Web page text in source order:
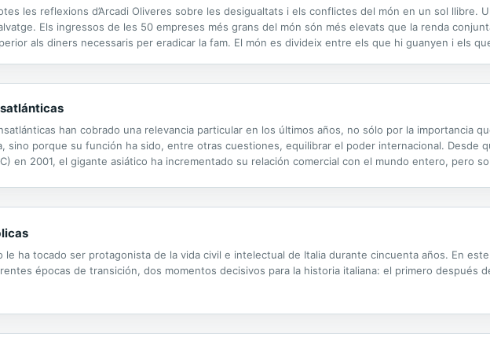
les reflexions d’Arcadi Oliveres sobre les desigualtats i els conflictes del món en un sol llibre.
Els ingressos de les 50 empreses més grans del món són més elevats que la renda
als diners necessaris per eradicar la fam. El món es divideix entre els que hi guanyen i els
han cobrado una relevancia particular en los últimos años, no sólo por la importancia
sino porque su función ha sido, entre otras cuestiones, equilibrar el poder internacional. Desde
en 2001, el gigante asiático ha incrementado su relación comercial con el mundo entero, pero
le ha tocado ser protagonista de la vida civil e intelectual de Italia durante cincuenta años. En
épocas de transición, dos momentos decisivos para la historia italiana: el primero después